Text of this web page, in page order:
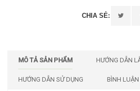
CHIA SẺ:
MÔ TẢ SẢN PHẨM HƯỚNG DẪN
HƯỚNG DẪN SỬ DỤNG BÌNH